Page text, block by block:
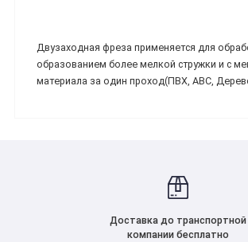
Двузаходная фреза применяется для
образованием более мелкой стружки и с
материала за один проход(ПВХ, ABC,
Доставка до транспортной
компании бесплатно